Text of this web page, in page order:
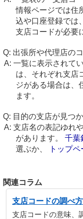
情報ページでは住
込や口座登録では
支店コードが必要
出張所や代理店の
一覧に表示されて
は、それぞれ支店
ジがある場合は、
ます。
目的の支店が見つ
支店名の表記ゆれ
があります。 千葉
選ぶか、
トップペ
関連コラム
支店コードの調べ方
支店コードの意味、